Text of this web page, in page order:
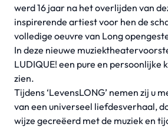
werd 16 jaar na het overlijden van
inspirerende artiest voor hen de
volledige oeuvre van Long
In deze nieuwe
LUDIQUE! een pure en persoonlijke
zien.
Tijdens ‘LevensLONG’ nemen zij u
van een universeel liefdesverhaal,
wijze gecreëerd met de muziek en